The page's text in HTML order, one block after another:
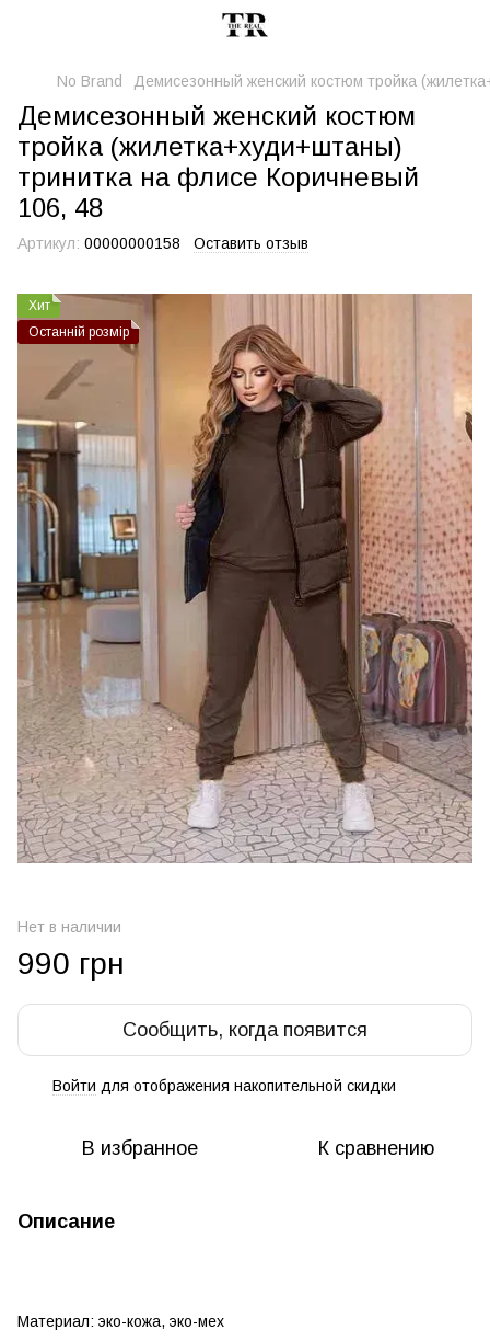
No Brand Демисезонный женский костюм тройка
Демисезонный женский костюм
тройка (жилетка+худи+штаны)
тринитка на флисе Коричневый
106, 48
Артикул: 00000000158 Оставить отзыв
Хит
Останній розмір
Нет в наличии
990 грн
Сообщить, когда появится
Войти для отображения накопительной скидки
В избранное К сравнению
Описание
Материал: эко-кожа, эко-мех